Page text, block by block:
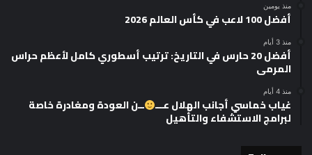
منذ يومين
أفضل 100 لاعب في كأس العالم 2026
منذ 3 أيام
أفضل 20 حارس في التاريخ: ترتيب أسطوري كامل لأعظم حراس
المرمى
منذ 4 أيام
غياب خماسي أجانب الهلال عـــ ــن العودة ومغادرة خاصة
لبرامج الاستشفاء والتأهيل